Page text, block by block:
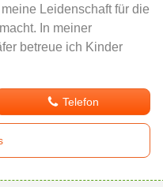
Leidenschaft für die
In meiner
betreue ich Kinder
Telefon